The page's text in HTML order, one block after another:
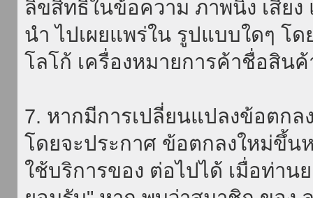
ลิขสิทธิ์ในข้อความ ภาพนิ่ง เสีย
นำ ไปเผยแพร่ใน รูปแบบใดๆ โ
โลโก้ เครื่องหมายการค้าชื่อสิน
7. หากมีการเปลี่ยนแปลงข้อตกล
โดยจะประกาศ ข้อตกลงใหม่ขึ้น
ใช้บริการของ ต่อไปได้ เมื่อท่า